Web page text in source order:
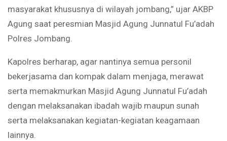
masyarakat khususnya di wilayah jombang,” ujar AKBP
Agung saat peresmian Masjid Agung Junnatul Fu’adah
Polres Jombang.
Kapolres berharap, agar nantinya semua personil
bekerjasama dan kompak dalam menjaga, merawat
serta memakmurkan Masjid Agung Junnatul Fu’adah
dengan melaksanakan ibadah wajib maupun sunah
serta melaksanakan kegiatan-kegiatan keagamaan
lainnya.